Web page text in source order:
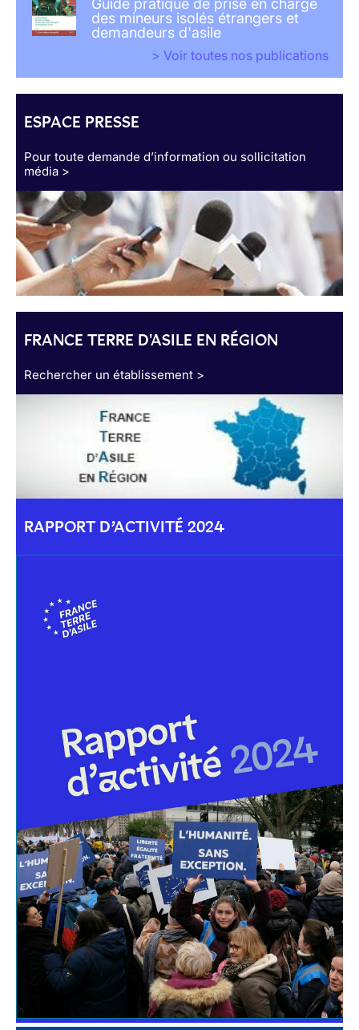
Guide pratique de prise en charge
des mineurs isolés étrangers et
demandeurs d'asile
> Voir toutes nos publications
ESPACE PRESSE
Pour toute demande d’information ou sollicitation
média >
FRANCE TERRE D'ASILE EN RÉGION
Rechercher un établissement >
RAPPORT D’ACTIVITÉ 2024